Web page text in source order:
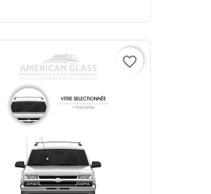
favorite_border